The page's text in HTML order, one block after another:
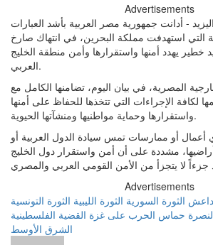
Advertisements
- أدانت جمهورية مصر العربية بأشد العبارات
التي استهدفت مملكة البحرين، في انتهاك صارخ
خطير يهدد أمنها واستقرارها وأمن منطقة الخليج
العربي.
المصرية، في بيان اليوم، تضامنها الكامل مع
لكافة الإجراءات التي تتخذها للحفاظ على أمنها
واستقرارها وحماية مواطنيها ومنشآتها الحيوية.
أو ممارسات تمس سيادة الدول العربية أو
مشددة على أن أمن واستقرار دول الخليج
Advertisements
داعش الثورة السورية الثورة الليبية الثورة التونسية
حماس الحرب على غزة القضية الفلسطينية
الشرق الأوسط